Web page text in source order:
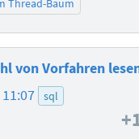
Thread-Baum
von Vorfahren
sql